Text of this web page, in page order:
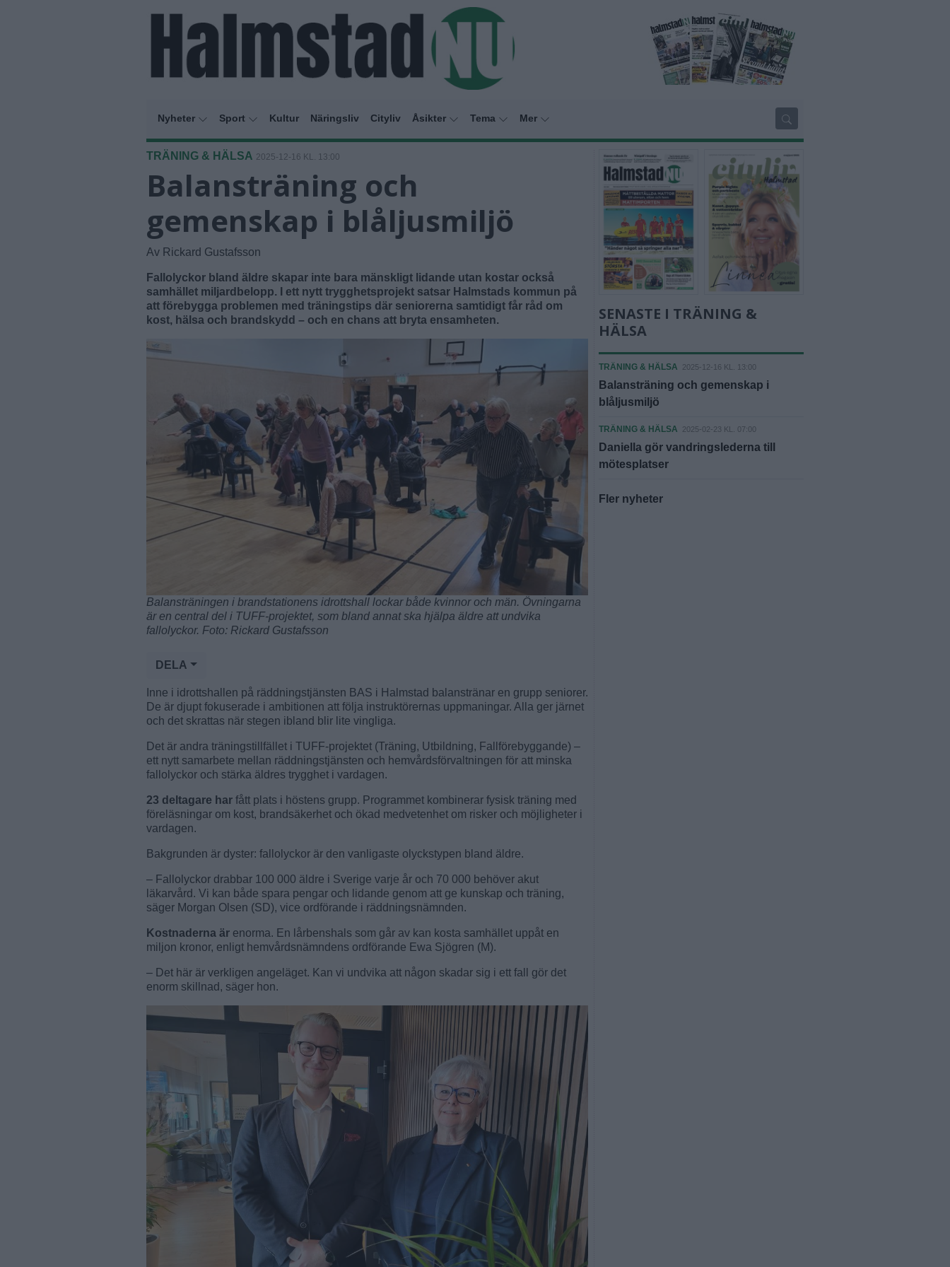
Nyheter Sport Kultur Näringsliv Cityliv Åsikter Tema Mer
TRÄNING & HÄLSA 2025-12-16 KL. 13:00
Balansträning och
gemenskap i blåljusmiljö
Av Rickard Gustafsson
Fallolyckor bland äldre skapar inte bara mänskligt lidande utan kostar också
samhället miljardbelopp. I ett nytt trygghetsprojekt satsar Halmstads kommun på
att förebygga problemen med träningstips där seniorerna samtidigt får råd om
kost, hälsa och brandskydd – och en chans att bryta ensamheten.
Balansträningen i brandstationens idrottshall lockar både kvinnor och män. Övningarna
är en central del i TUFF-projektet, som bland annat ska hjälpa äldre att undvika
fallolyckor. Foto: Rickard Gustafsson
DELA
Inne i idrottshallen på räddningstjänsten BAS i Halmstad balanstränar en grupp seniorer.
De är djupt fokuserade i ambitionen att följa instruktörernas uppmaningar. Alla ger järnet
och det skrattas när stegen ibland blir lite vingliga.
Det är andra träningstillfället i TUFF-projektet (Träning, Utbildning, Fallförebyggande) –
ett nytt samarbete mellan räddningstjänsten och hemvårdsförvaltningen för att minska
fallolyckor och stärka äldres trygghet i vardagen.
23 deltagare har fått plats i höstens grupp. Programmet kombinerar fysisk träning med
föreläsningar om kost, brandsäkerhet och ökad medvetenhet om risker och möjligheter i
vardagen.
Bakgrunden är dyster: fallolyckor är den vanligaste olyckstypen bland äldre.
– Fallolyckor drabbar 100 000 äldre i Sverige varje år och 70 000 behöver akut
läkarvård. Vi kan både spara pengar och lidande genom att ge kunskap och träning,
säger Morgan Olsen (SD), vice ordförande i räddningsnämnden.
Kostnaderna är enorma. En lårbenshals som går av kan kosta samhället uppåt en
miljon kronor, enligt hemvårdsnämndens ordförande Ewa Sjögren (M).
– Det här är verkligen angeläget. Kan vi undvika att någon skadar sig i ett fall gör det
enorm skillnad, säger hon.
SENASTE I TRÄNING &
HÄLSA
TRÄNING & HÄLSA 2025-12-16 KL. 13:00
Balansträning och gemenskap i
blåljusmiljö
TRÄNING & HÄLSA 2025-02-23 KL. 07:00
Daniella gör vandringslederna till
mötesplatser
Fler nyheter